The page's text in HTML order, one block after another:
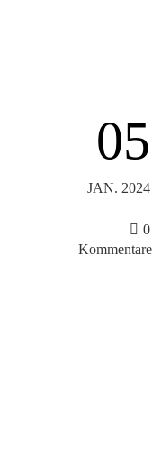
05
JAN. 2024
0
Kommentare